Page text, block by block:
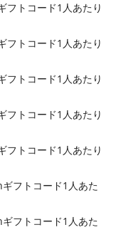
フトコード1人あたり
フトコード1人あたり
フトコード1人あたり
フトコード1人あたり
フトコード1人あたり
フトコード1人あた
フトコード1人あた